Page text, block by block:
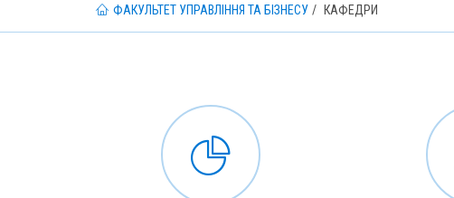
ФАКУЛЬТЕТ УПРАВЛІННЯ ТА БІЗНЕСУ КАФЕДРИ